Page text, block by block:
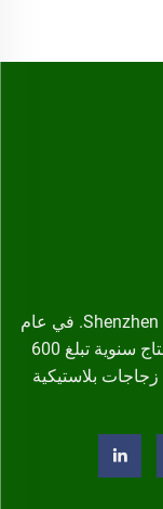
تأسست شركة Shenzhen Qihai Technology Co., Ltd. في عام
2002، بمساحة 5328 مترًا مربعًا وبطاقة إنتاج سنوية تبلغ 600
بلاستيكية